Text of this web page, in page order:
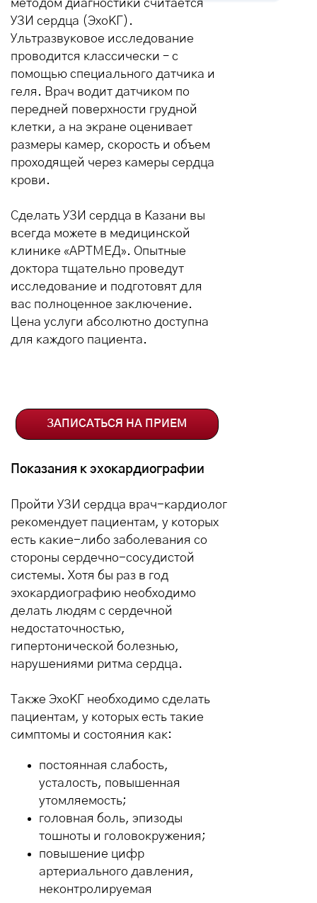
методом диагностики считается
УЗИ сердца (ЭхоКГ).
Ультразвуковое исследование
проводится классически – с
помощью специального датчика и
геля. Врач водит датчиком по
передней поверхности грудной
клетки, а на экране оценивает
размеры камер, скорость и объем
проходящей через камеры сердца
крови.
Сделать УЗИ сердца в Казани вы
всегда можете в медицинской
клинике «АРТМЕД». Опытные
доктора тщательно проведут
исследование и подготовят для
вас полноценное заключение.
Цена услуги абсолютно доступна
для каждого пациента.
ЗАПИСАТЬСЯ НА ПРИЕМ
Показания к эхокардиографии
Пройти УЗИ сердца врач-кардиолог
рекомендует пациентам, у которых
есть какие-либо заболевания со
стороны сердечно-сосудистой
системы. Хотя бы раз в год
эхокардиографию необходимо
делать людям с сердечной
недостаточностью,
гипертонической болезнью,
нарушениями ритма сердца.
Также ЭхоКГ необходимо сделать
пациентам, у которых есть такие
симптомы и состояния как:
постоянная слабость,
усталость, повышенная
утомляемость;
головная боль, эпизоды
тошноты и головокружения;
повышение цифр
артериального давления,
неконтролируемая